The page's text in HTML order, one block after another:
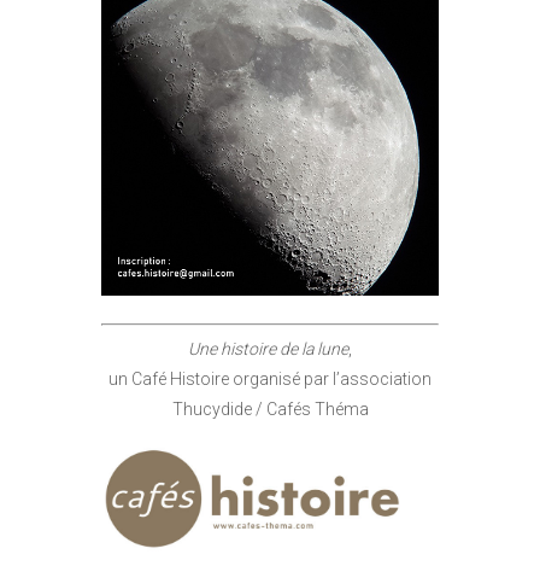
Une histoire de la lune,
un Café Histoire organisé par l’association
Thucydide / Cafés Théma